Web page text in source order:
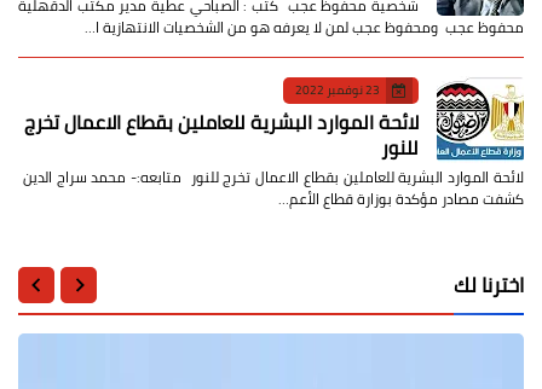
محفوظ عجب ومحفوظ عجب لمن لا يعرفه هو من الشخصيات الانتهازية ا…
23 نوفمبر 2022
لائحة الموارد البشرية للعاملين بقطاع الاعمال تخرج
للنور
لائحة الموارد البشرية للعاملين بقطاع الاعمال تخرج للنور متابعه:- محمد سراج الدين
كشفت مصادر مؤكدة بوزارة قطاع الأعم…
اخترنا لك